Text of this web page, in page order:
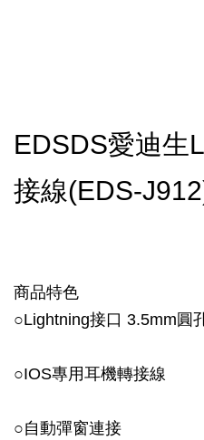
EDSDS愛迪生
接線(EDS-
商品特色
○Lightning接口 3.5mm圓
○IOS專用耳機轉接線
○自動彈窗連接